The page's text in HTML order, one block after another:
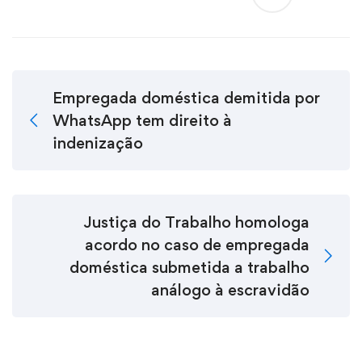
Empregada doméstica demitida por
WhatsApp tem direito à
indenização
Justiça do Trabalho homologa
acordo no caso de empregada
doméstica submetida a trabalho
análogo à escravidão